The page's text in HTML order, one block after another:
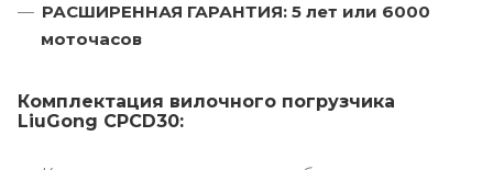
РАСШИРЕННАЯ ГАРАНТИЯ: 5 лет или 6000
моточасов
Комплектация вилочного погрузчика
LiuGong CPCD30: